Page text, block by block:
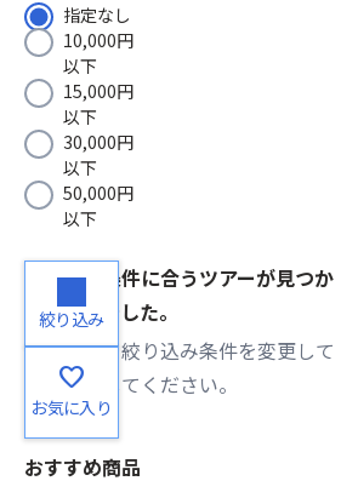
指定なし
10,000円
以下
15,000円
以下
30,000円
以下
50,000円
以下
絞り込み
favorite
お気に入り
ご希望の条件に合うツアーが見つか
りませんでした。
検索条件・絞り込み条件を変更して
再度検索してください。
おすすめ商品